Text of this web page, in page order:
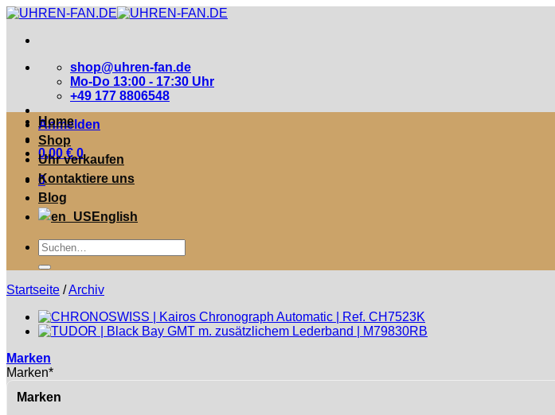
Zum
springen
shop@uhren-fan.de
Mo-Do 13:00 - 17:30 Uhr
+49 177 8806548
Anmelden
0,00 € 0
0
Home
Shop
Uhr verkaufen
Kontaktiere uns
Blog
English
Suche
nach:
Startseite /Archiv
Marken
Marken*
Marken